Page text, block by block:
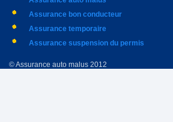
Assurance bon conducteur
Assurance temporaire
Assurance suspension du permis
© Assurance auto malus 2012